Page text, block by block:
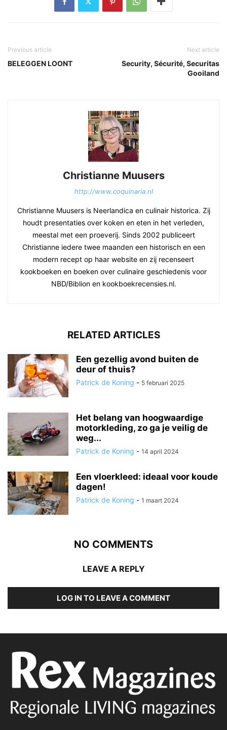
Previous article
BELEGGEN LOONT
Next article
Security, Sécurité, Securitas
Gooiland
Christianne Muusers
http://www.coquinaria.nl
Christianne Muusers is Neerlandica en culinair historica. Zij
houdt presentaties over koken en eten in het verleden,
meestal met een proeverij. Sinds 2002 publiceert
Christianne iedere twee maanden een historisch en een
modern recept op haar website en zij recenseert
kookboeken en boeken over culinaire geschiedenis voor
NBD/Biblion en kookboekrecensies.nl.
RELATED ARTICLES
Een gezellig avond buiten de
deur of thuis?
Patrick de Koning - 5 februari 2025
Het belang van hoogwaardige
motorkleding, zo ga je veilig de
weg...
Patrick de Koning - 14 april 2024
Een vloerkleed: ideaal voor koude
dagen!
Patrick de Koning - 1 maart 2024
NO COMMENTS
LEAVE A REPLY
LOG IN TO LEAVE A COMMENT